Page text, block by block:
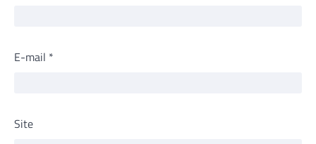
E-mail *
Site